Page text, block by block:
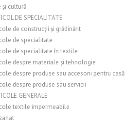
și cultură
DE SPECIALITATE
de construcții și grădinărit
de specialitate
de specialitate în textile
despre materiale și tehnologie
despre produse sau accesorii pentru casă
despre produse sau servicii
GENERALE
textile impermeabile